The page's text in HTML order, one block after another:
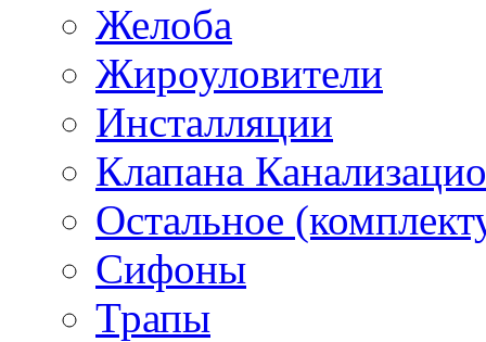
Желоба
Жироуловители
Инсталляции
Клапана
Остальное
Сифоны
Трапы